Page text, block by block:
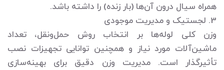
همراه سیال درون آن‌ها (بار زنده) را داشته باشد.
3. لجستیک و مدیریت موجودی
وزن کلی لوله‌ها بر انتخاب روش حمل‌ونقل، تعداد
ماشین‌آلات مورد نیاز و همچنین توانایی تجهیزات نصب
تأثیرگذار است. مدیریت وزن دقیق برای بهینه‌سازی